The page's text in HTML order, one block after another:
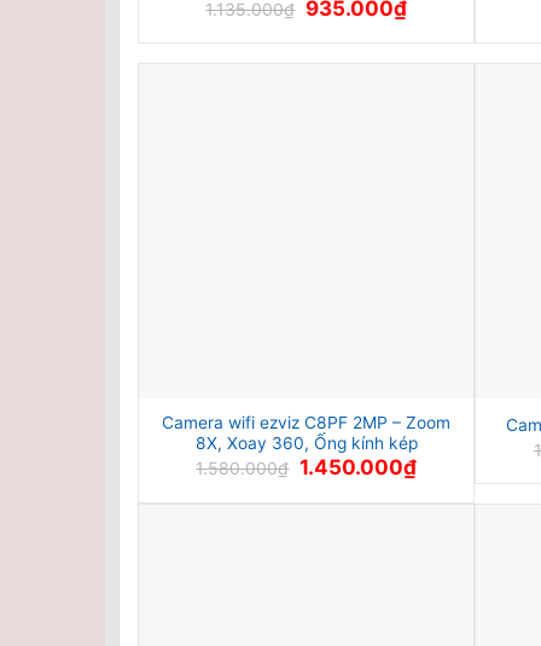
1.135.000₫ Giá
gốc
là:
935.000₫Giá
hiện
tại
Camera wifi ezviz C8PF 2MP – Zoom
8X, Xoay 360, Ống kính kép
1.580.000₫ Giá
gốc
là:
1.450.000₫Giá
hiện
tại